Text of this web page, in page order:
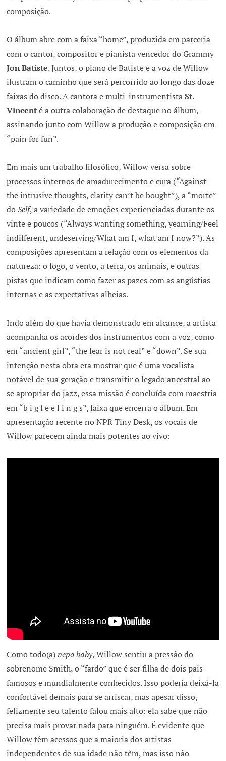
composição.
O álbum abre com a faixa “home”, produzida em parceria
com o cantor, compositor e pianista vencedor do Grammy
Jon Batiste. Juntos, o piano de Batiste e a voz de Willow
ilustram o caminho que será percorrido ao longo das doze
faixas do disco. A cantora e multi-instrumentistaSt.
Vincenté a outra colaboração de destaque no álbum,
assinando junto com Willow a produção e composição em
“pain for fun”.
Em mais um trabalho filosófico, Willow versa sobre
processos internos de amadurecimento e cura (“Against
the intrusive thoughts, clarity can’t be bought”), a “morte”
doSelf, a variedade de emoções experienciadas durante os
vinte e poucos (“Always wanting something, yearning/Feel
indifferent, undeserving/What am I, what am I now?”). As
composições apresentam a relação com os elementos da
natureza: o fogo, o vento, a terra, os animais, e outras
pistas que indicam como fazer as pazes com as angústias
internas e as expectativas alheias.
Indo além do que havia demonstrado em alcance, a artista
acompanha os acordes dos instrumentos com a voz, como
em “ancient girl”, “the fear is not real” e “down”. Se sua
intenção nesta obra era mostrar que é uma vocalista
notável de sua geração e transmitir o legado ancestral ao
se apropriar do jazz, essa missão é concluída com maestria
em “b i g f e e l i n g s”, faixa que encerra o álbum. Em
apresentação recente no NPR Tiny Desk, os vocais de
Willow parecem ainda mais potentes ao vivo:
Como todo(a)nepo baby, Willow sentiu a pressão do
sobrenome Smith, o “fardo” que é ser filha de dois pais
famosos e mundialmente conhecidos. Isso poderia deixá-la
confortável demais para se arriscar, mas apesar disso,
felizmente seu talento falou mais alto: ela sabe que não
precisa mais provar nada para ninguém. É evidente que
Willow têm acessos que a maioria dos artistas
independentes de sua idade não têm, mas isso não